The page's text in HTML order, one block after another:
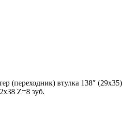
(переходник) втулка 138″ (29х35)
Z=8 зуб.